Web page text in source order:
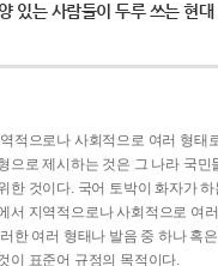
있는 사람들이 두루 쓰는 현대
적으로나 사회적으로 여러 형태
으로 제시하는 것은 그 나라 국민
한 것이다. 국어 토박이 화자가 하
서 지역적으로나 사회적으로 여
한 여러 형태나 발음 중 하나 혹
이 표준어 규정의 목적이다.